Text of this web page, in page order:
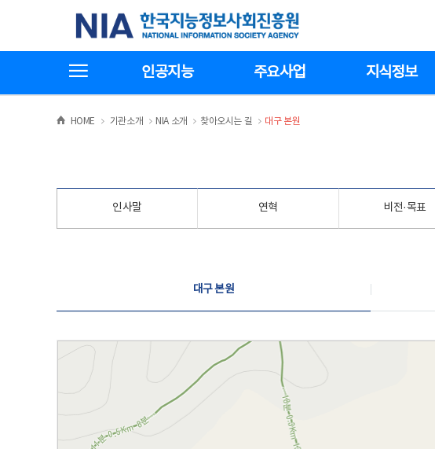
기
한국지능정보사회진흥원
인공지능 주요사업 지식정보
HOME >
기관소개 >NIA 소개 >
찾아오시는 길 >
대구 본원
인사말 연혁 비전·목표
대구 본원